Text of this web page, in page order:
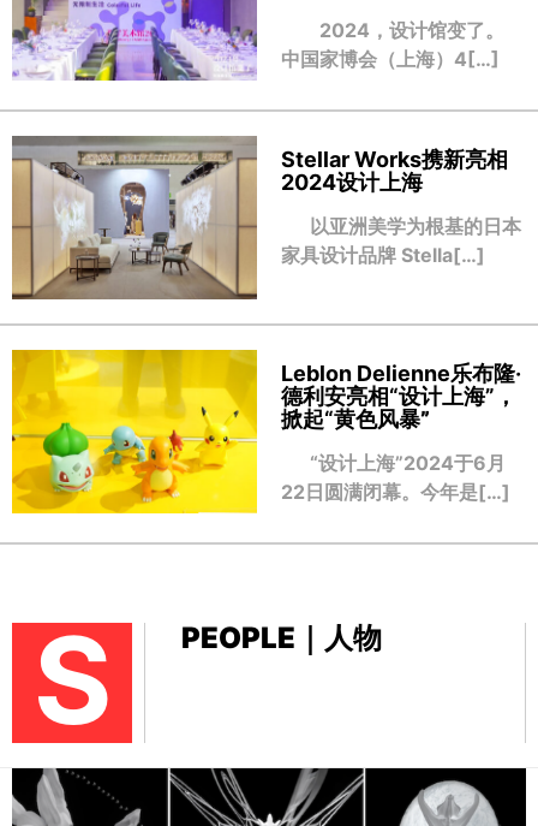
2024，设计馆变了。
中国家博会（上海）4[…]
Stellar Works携新亮相
2024设计上海
以亚洲美学为根基的日本
家具设计品牌 Stella[…]
Leblon Delienne乐布隆·
德利安亮相“设计上海”，
掀起“黄色风暴”
“设计上海”2024于6月
22日圆满闭幕。今年是[…]
S PEOPLE｜人物